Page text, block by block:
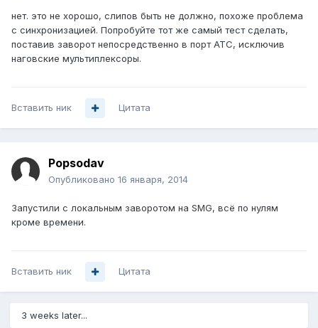
нет. это не хорошо, слипов быть не должно, похоже проблема
с синхронизацией. Попробуйте тот же самый тест сделать,
поставив заворот непосредственно в порт АТС, исключив
наговские мультиплексоры.
Вставить ник Цитата
Popsodav
Опубликовано 16 января, 2014
Запустили с локальным заворотом на SMG, всё по нулям
кроме времени.
Вставить ник Цитата
3 weeks later...